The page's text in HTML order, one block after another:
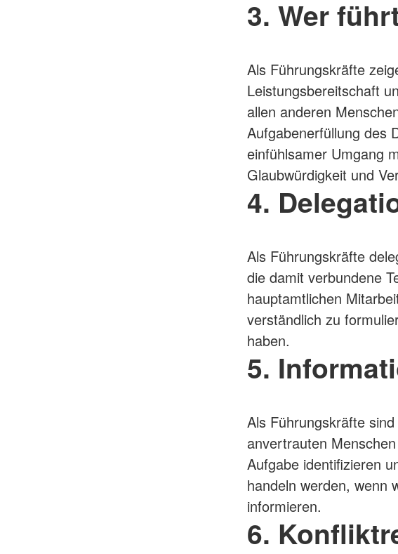
3. Wer
Als Führungskräfte
Leistungsbereitschaft
allen anderen
Aufgabenerfüllung des
einfühlsamer Umgang
Glaubwürdigkeit und
4.
Als Führungskräfte
die damit verbundene
hauptamtlichen
verständlich zu
haben.
5.
Als Führungskräfte
anvertrauten
Aufgabe identifizieren
handeln werden, wenn
informieren.
6.